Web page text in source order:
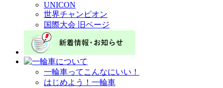
UNICON
世界チャンピオン
国際大会 旧ページ
一輪車ってこんなにいい！
はじめよう！一輪車